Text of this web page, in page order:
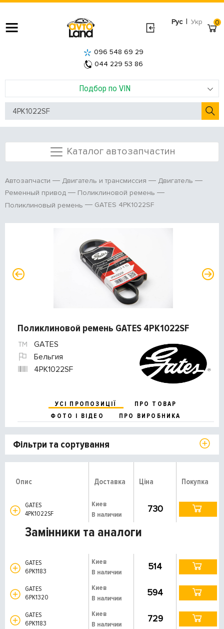
Рус | Укр
Подбор по VIN
096 548 69 29
044 229 53 86
0
Каталог автозапчастин
Автозапчасти Двигатель и трансмиссия
Двигатель
Ременный привод
Поликлиновой ремень
Поликлиновый ремень
GATES 4PK1022SF
Поликлиновой ремень GATES 4PK1022SF
GATES
Бельгия
4PK1022SF
УСІ ПРОПОЗИЦІЇ
ПРО ТОВАР
ФОТО І ВІДЕО
ПРО ВИРОБНИКА
Фільтри та сортування
Опис Доставка Ціна Покупка
GATES
4PK1022SF
Киев
В наличии
730
Замінники та аналоги
GATES
6PK1183
Киев
В наличии
514
GATES
6PK1320
Киев
В наличии
594
GATES
6PK1183
Киев
В наличии
729